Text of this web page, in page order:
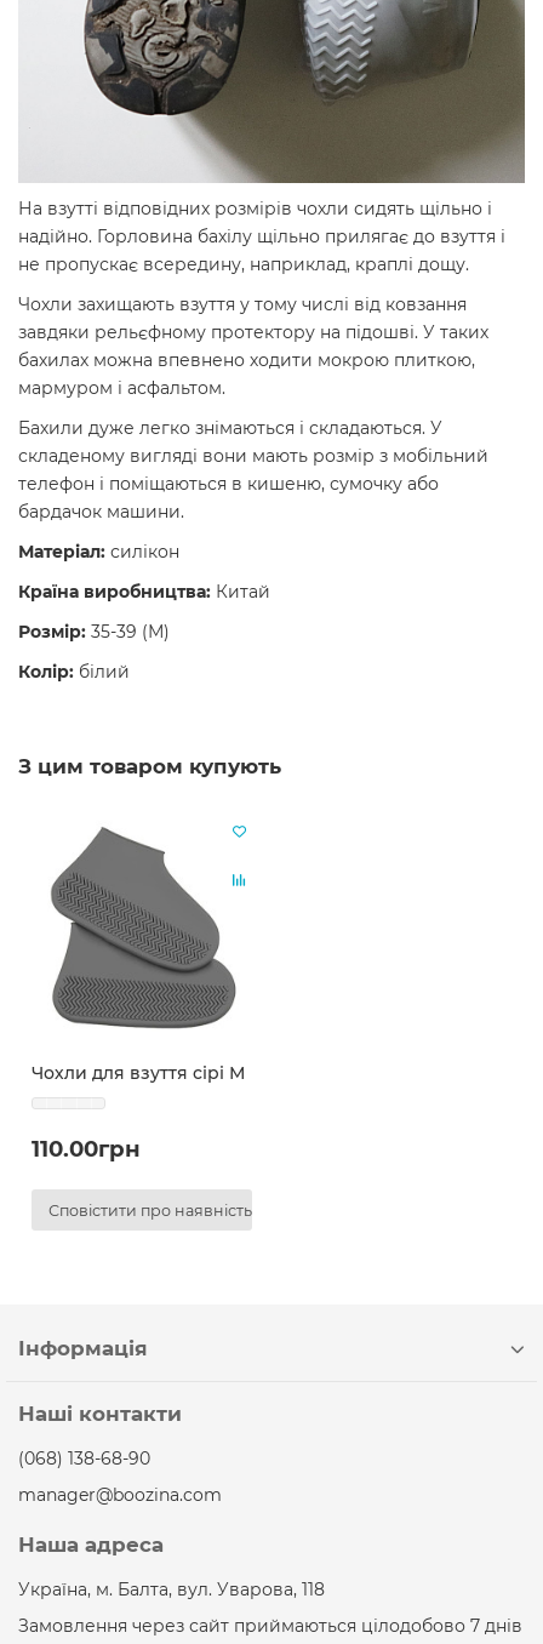
На взутті відповідних розмірів чохли сидять щільно і
надійно. Горловина бахілу щільно прилягає до взуття і
не пропускає всередину, наприклад, краплі дощу.
Чохли захищають взуття у тому числі від ковзання
завдяки рельєфному протектору на підошві. У таких
бахилах можна впевнено ходити мокрою плиткою,
мармуром і асфальтом.
Бахили дуже легко знімаються і складаються. У
складеному вигляді вони мають розмір з мобільний
телефон і поміщаються в кишеню, сумочку або
бардачок машини.
Матеріал: силікон
Країна виробництва: Китай
Розмір: 35-39 (М)
Колір: білий
З цим товаром купують
Чохли для взуття сірі М
110.00грн
Сповістити про наявність
Інформація
Наші контакти
(068) 138-68-90
manager@boozina.com
Наша адреса
Україна, м. Балта, вул. Уварова, 118
Замовлення через сайт приймаються цілодобово 7 днів